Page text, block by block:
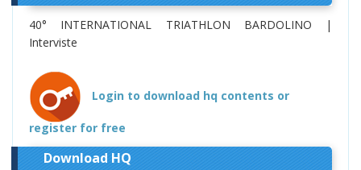
40° INTERNATIONAL TRIATHLON BARDOLINO |
Interviste
Login to download hq contents or
register for free
Download HQ